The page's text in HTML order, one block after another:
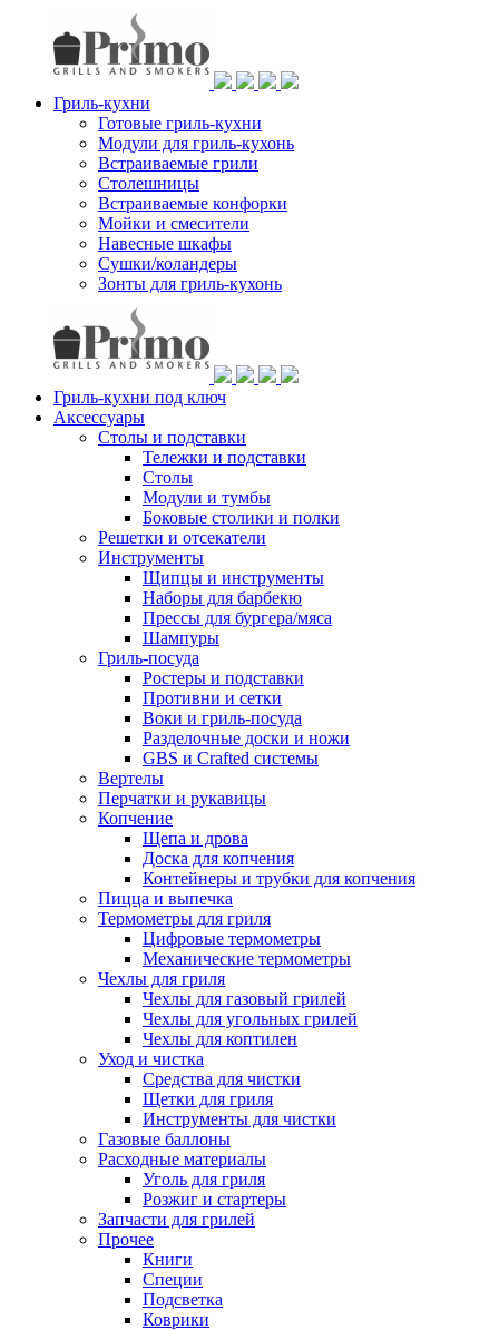
Гриль-кухни
Готовые гриль-кухни
Модули для гриль-кухонь
Встраиваемые грили
Столешницы
Встраиваемые конфорки
Мойки и смесители
Навесные шкафы
Сушки/коландеры
Зонты для гриль-кухонь
Гриль-кухни под ключ
Аксессуары
Столы и подставки
Тележки и подставки
Столы
Модули и тумбы
Боковые столики и полки
Решетки и отсекатели
Инструменты
Щипцы и инструменты
Наборы для барбекю
Прессы для бургера/мяса
Шампуры
Гриль-посуда
Ростеры и подставки
Противни и сетки
Воки и гриль-посуда
Разделочные доски и ножи
GBS и Crafted системы
Вертелы
Перчатки и рукавицы
Копчение
Щепа и дрова
Доска для копчения
Контейнеры и трубки для копчения
Пицца и выпечка
Термометры для гриля
Цифровые термометры
Механические термометры
Чехлы для гриля
Чехлы для газовый грилей
Чехлы для угольных грилей
Чехлы для коптилен
Уход и чистка
Средства для чистки
Щетки для гриля
Инструменты для чистки
Газовые баллоны
Расходные материалы
Уголь для гриля
Розжиг и стартеры
Запчасти для грилей
Прочее
Книги
Специи
Подсветка
Коврики